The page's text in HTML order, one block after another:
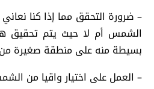
– ضرورة التحقق مما إذا كنا
الشمس أم لا حيث يتم تحقيق
بسيطة منه على منطقة صغيرة من
– العمل على اختيار واقيا من